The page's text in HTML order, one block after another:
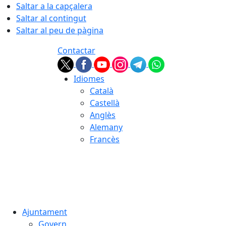
Saltar a la capçalera
Saltar al contingut
Saltar al peu de pàgina
Contactar
Idiomes
Català
Castellà
Anglès
Alemany
Francès
Ajuntament